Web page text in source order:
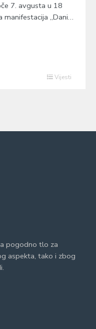
7. avgusta u 18
manifestacija „Dani…
Vijesti
pogodno tlo za
aspekta, tako i zbog